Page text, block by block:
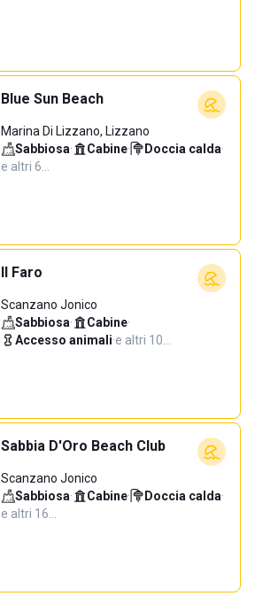
Blue Sun Beach
Marina Di Lizzano, Lizzano
Sabbiosa· Cabine· Doccia calda·
e altri 6…
Il Faro
Scanzano Jonico
Sabbiosa· Cabine·
Accesso animali·e altri 10…
Sabbia D'Oro Beach Club
Scanzano Jonico
Sabbiosa· Cabine· Doccia calda·
e altri 16…